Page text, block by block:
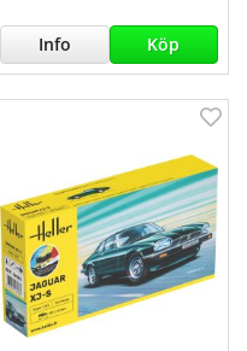
Info Köp